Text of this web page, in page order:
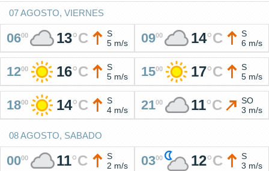
07 AGOSTO, VIERNES
0600 13°C
S
5 m/s
0900 14°C
S
6 m/s
1200 16°C
S
5 m/s
1500 17°C
S
5 m/s
1800 14°C
S
4 m/s
2100 11°C
SO
3 m/s
08 AGOSTO, SABADO
0000 11°C
S
2 m/s
0300 12°C
S
3 m/s